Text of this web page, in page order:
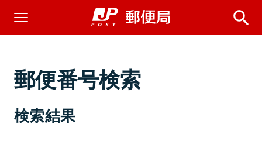
郵便番号検索
検索結果